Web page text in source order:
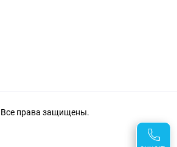
права защищены.